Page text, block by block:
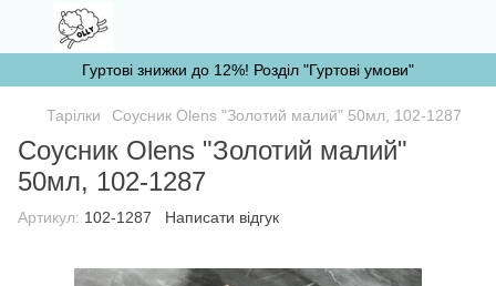
Гуртові знижки до 12%! Розділ "Гуртові умови"
Тарілки Соусник Olens "Золотий малий" 50мл, 102-1287
Соусник Olens "Золотий малий"
50мл, 102-1287
Артикул: 102-1287 Написати відгук